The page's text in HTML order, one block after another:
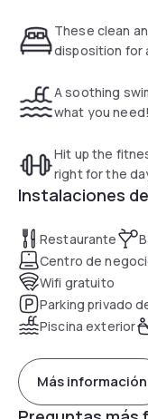
center at the Hyatt
are also available
order items for
well as beer, wine,
shops are also
These clean
disposition for
A soothing
what you need!
Hit up the
right for the
Instalaciones
Restaurante
Centro de
Wifi gratuito
Parking privado
Piscina exterior
Más información